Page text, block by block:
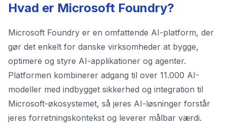
Hvad er Microsoft Foundry?
Microsoft Foundry er en omfattende AI-platform, der
gør det enkelt for danske virksomheder at bygge,
optimere og styre AI-applikationer og agenter.
Platformen kombinerer adgang til over 11.000 AI-
modeller med indbygget sikkerhed og integration til
Microsoft-økosystemet, så jeres AI-løsninger forstår
jeres forretningskontekst og leverer målbar værdi.